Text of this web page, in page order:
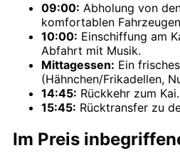
09:00: Abholung von
komfortablen
10:00: Einschiffung am
Abfahrt mit Musik.
Mittagessen: Ein
(Hähnchen/Frikadellen,
14:45: Rückkehr zum Kai.
15:45: Rücktransfer zu
Im Preis